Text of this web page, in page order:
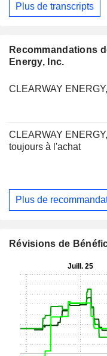
Plus de transcripts
Recommandations
Energy, Inc.
CLEARWAY
CLEARWAY
toujours à l'achat
Plus de
Révisions de